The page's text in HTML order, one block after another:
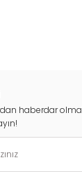
haberdar